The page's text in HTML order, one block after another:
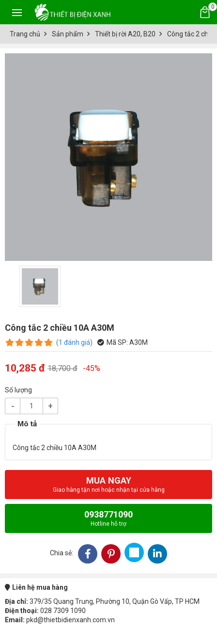
0
Trang chủ Sản phẩm Thiết bị rời A20, B20 Công tắc 2
Công tắc 2 chiều 10A A30M
(1 đánh giá) Mã SP: A30M
10,285 đ 18,700 đ -45%
Số lượng
- +
MUA NGAY
Giao hàng tận nơi hoặc nhận tại cửa hàng
0938771090
Hotline hỗ trợ
Chia sẻ:
Liên hệ mua hàng
Địa chỉ: 379/35 Quang Trung, Phường 10, Quận Gò Vấp, TP HCM
Điện thoại: 028 7309 1090
Email: pkd@thietbidienxanh.com.vn